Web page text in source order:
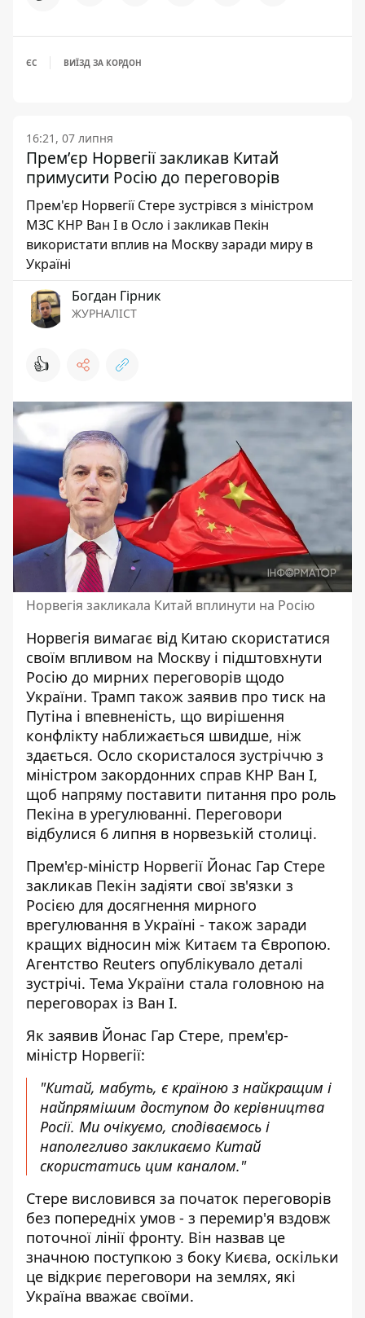
ЄС ВИЇЗД ЗА КОРДОН
16:21, 07 липня
Премʼєр Норвегії закликав Китай
примусити Росію до переговорів
Прем'єр Норвегії Стере зустрівся з міністром
МЗС КНР Ван І в Осло і закликав Пекін
використати вплив на Москву заради миру в
Україні
Богдан Гірник
ЖУРНАЛІСТ
👍
Норвегія закликала Китай вплинути на Росію
Норвегія вимагає від Китаю скористатися
своїм впливом на Москву і підштовхнути
Росію до мирних переговорів щодо
України. Трамп також заявив про тиск на
Путіна і впевненість, що вирішення
конфлікту наближається швидше, ніж
здається. Осло скористалося зустріччю з
міністром закордонних справ КНР Ван І,
щоб напряму поставити питання про роль
Пекіна в урегулюванні. Переговори
відбулися 6 липня в норвезькій столиці.
Прем'єр-міністр Норвегії Йонас Гар Стере
закликав Пекін задіяти свої зв'язки з
Росією для досягнення мирного
врегулювання в Україні - також заради
кращих відносин між Китаєм та Європою.
Агентство Reuters опублікувало деталі
зустрічі. Тема України стала головною на
переговорах із Ван І.
Як заявив Йонас Гар Стере, прем'єр-
міністр Норвегії:
"Китай, мабуть, є країною з найкращим і
найпрямішим доступом до керівництва
Росії. Ми очікуємо, сподіваємось і
наполегливо закликаємо Китай
скористатись цим каналом."
Стере висловився за початок переговорів
без попередніх умов - з перемир'я вздовж
поточної лінії фронту. Він назвав це
значною поступкою з боку Києва, оскільки
це відкриє переговори на землях, які
Україна вважає своїми.